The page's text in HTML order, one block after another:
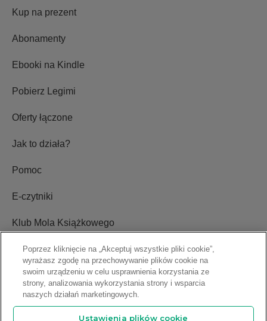
Kup na prezent
Abonamenty
Ebooki na Kindle
Pobierz Legimi
Oferty łączone
Jak to działa?
Pomoc
E-czytniki
Klub Mola Książkowego
Ustawienia plików cookie
Blog
Relacje inwestorskie
Poprzez kliknięcie na „Akceptuj wszystkie pliki cookie”,
wyrażasz zgodę na przechowywanie plików cookie na
swoim urządzeniu w celu usprawnienia korzystania ze
strony, analizowania wykorzystania strony i wsparcia
naszych działań marketingowych.
Ustawienia plików cookie